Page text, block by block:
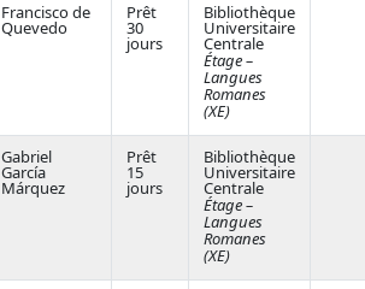
Francisco de
Quevedo
Prêt
30
jours
Bibliothèque
Universitaire
Centrale
Étage –
Langues
Romanes
(XE)
Gabriel
García
Márquez
Prêt
15
jours
Bibliothèque
Universitaire
Centrale
Étage –
Langues
Romanes
(XE)